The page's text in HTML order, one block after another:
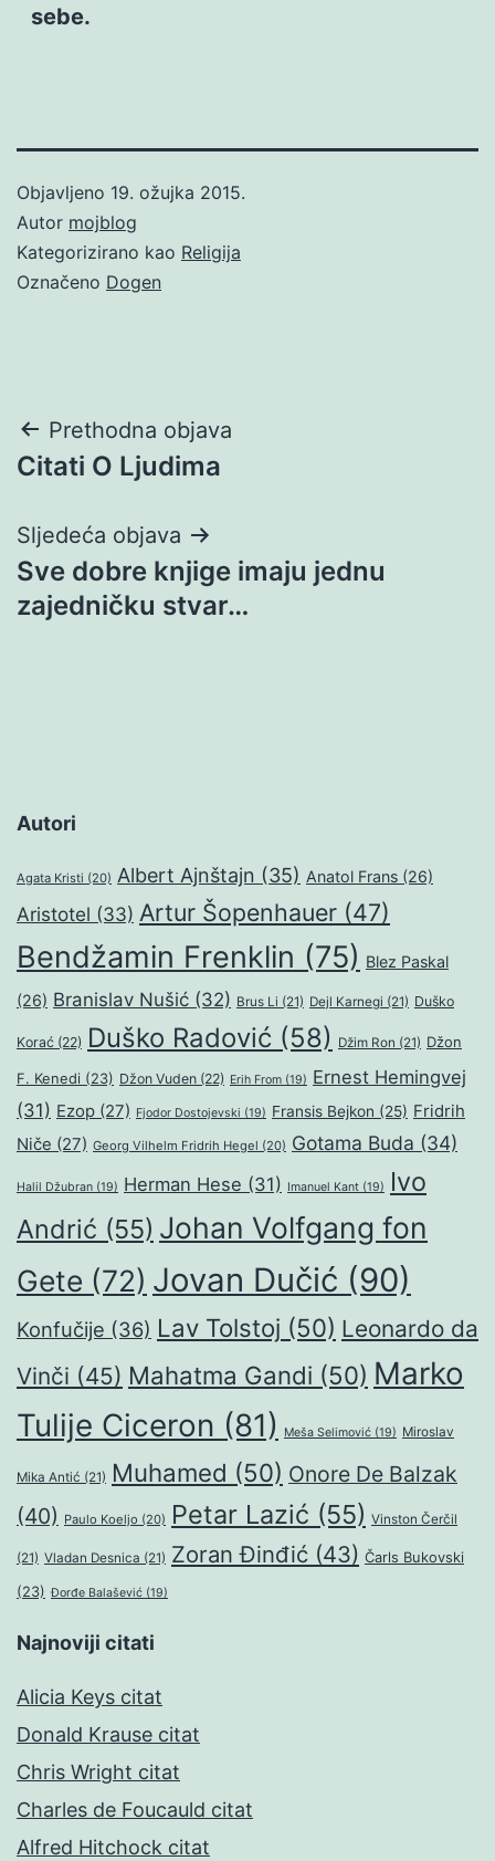
sebe.
Objavljeno 19. ožujka 2015.
Autor mojblog
Kategorizirano kao Religija
Označeno Dogen
Navigacija
objava
Prethodna objava
Citati O Ljudima
Sljedeća objava
Sve dobre knjige imaju jednu
zajedničku stvar…
Autori
Agata Kristi (20) Albert Ajnštajn (35) Anatol Frans (26)
Aristotel (33) Artur Šopenhauer (47)
Bendžamin Frenklin (75) Blez Paskal
(26) Branislav Nušić (32) Brus Li (21) Dejl Karnegi (21) Duško
Korać (22) Duško Radović (58) Džim Ron (21) Džon
F. Kenedi (23) Džon Vuden (22) Erih From (19) Ernest Hemingvej
(31) Ezop (27) Fjodor Dostojevski (19) Fransis Bejkon (25) Fridrih
Niče (27) Georg Vilhelm Fridrih Hegel (20) Gotama Buda (34)
Halil Džubran (19) Herman Hese (31) Imanuel Kant (19)
Ivo
Andrić (55) Johan Volfgang fon
Gete (72) Jovan Dučić (90)
Konfučije (36) Lav Tolstoj (50) Leonardo da
Vinči (45) Mahatma Gandi (50) Marko
Tulije Ciceron (81) Meša Selimović (19) Miroslav
Mika Antić (21) Muhamed (50) Onore De Balzak
(40) Paulo Koeljo (20) Petar Lazić (55) Vinston Čerčil
(21) Vladan Desnica (21) Zoran Đinđić (43) Čarls Bukovski
(23) Đorđe Balašević (19)
Najnoviji citati
Alicia Keys citat
Donald Krause citat
Chris Wright citat
Charles de Foucauld citat
Alfred Hitchock citat